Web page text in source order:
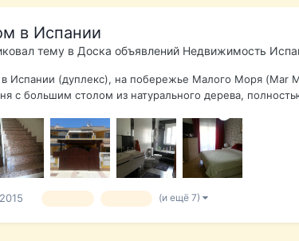
в Испании
тему в Доска объявлений Недвижимость
Испании (дуплекс), на побережье Малого Моря
с большим столом из натурального дерева,
(и ещё 7)